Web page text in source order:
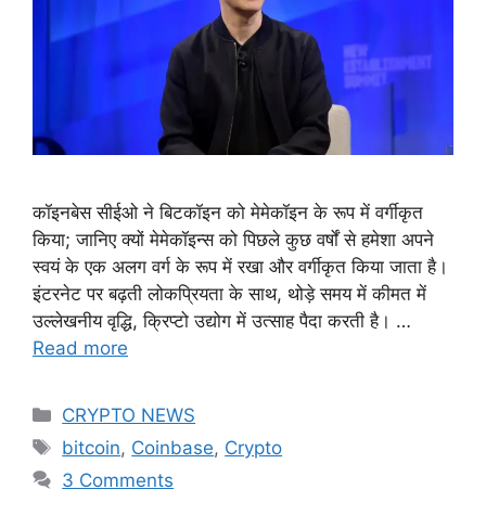
कॉइनबेस सीईओ ने बिटकॉइन को मेमेकॉइन के रूप में वर्गीकृत
किया; जानिए क्यों मेमेकॉइन्स को पिछले कुछ वर्षों से हमेशा अपने
स्वयं के एक अलग वर्ग के रूप में रखा और वर्गीकृत किया जाता है।
इंटरनेट पर बढ़ती लोकप्रियता के साथ, थोड़े समय में कीमत में
उल्लेखनीय वृद्धि, क्रिप्टो उद्योग में उत्साह पैदा करती है। …
Read more
Categories
CRYPTO NEWS
Tags
bitcoin, Coinbase, Crypto
3 Comments